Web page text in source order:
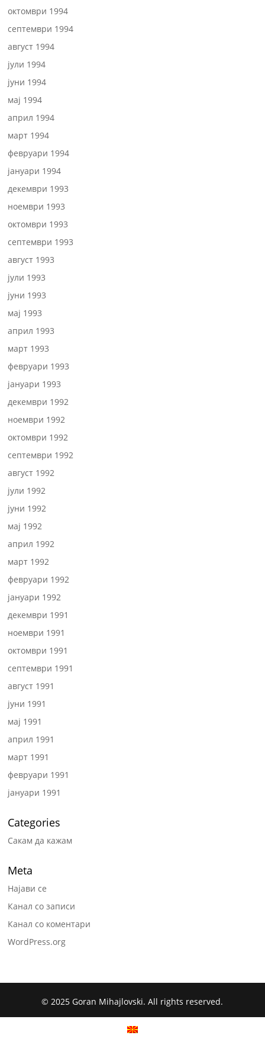
октомври 1994
септември 1994
август 1994
јули 1994
јуни 1994
мај 1994
април 1994
март 1994
февруари 1994
јануари 1994
декември 1993
ноември 1993
октомври 1993
септември 1993
август 1993
јули 1993
јуни 1993
мај 1993
април 1993
март 1993
февруари 1993
јануари 1993
декември 1992
ноември 1992
октомври 1992
септември 1992
август 1992
јули 1992
јуни 1992
мај 1992
април 1992
март 1992
февруари 1992
јануари 1992
декември 1991
ноември 1991
октомври 1991
септември 1991
август 1991
јуни 1991
мај 1991
април 1991
март 1991
февруари 1991
јануари 1991
Categories
Сакам да кажам
Meta
Најави се
Канал со записи
Канал со коментари
WordPress.org
© 2025 Goran Mihajlovski. All rights reserved.